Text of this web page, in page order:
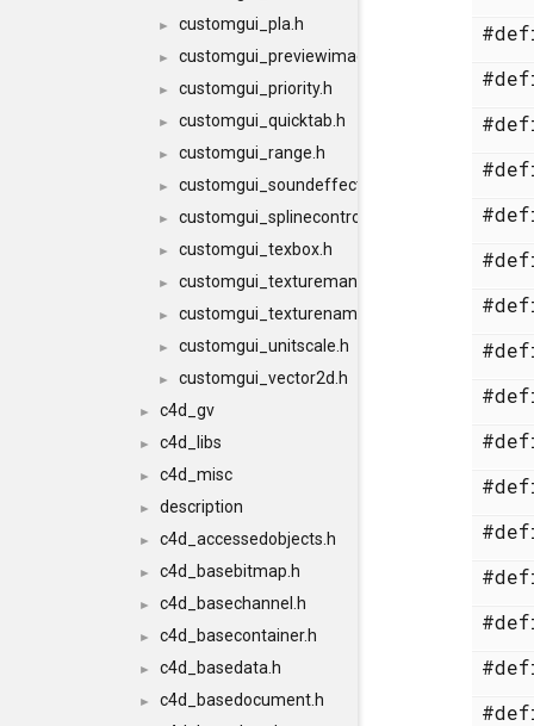
► customgui_pla.h
► customgui_previewimage.h
► customgui_priority.h
► customgui_quicktab.h
► customgui_range.h
► customgui_soundeffector.h
► customgui_splinecontrol.h
► customgui_texbox.h
► customgui_texturemanager.h
► customgui_texturename.h
► customgui_unitscale.h
► customgui_vector2d.h
► c4d_gv
► c4d_libs
► c4d_misc
► description
► c4d_accessedobjects.h
► c4d_basebitmap.h
► c4d_basechannel.h
► c4d_basecontainer.h
► c4d_basedata.h
►
c4d_basedocument.h